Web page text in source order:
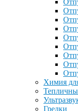
Химия
Грелки